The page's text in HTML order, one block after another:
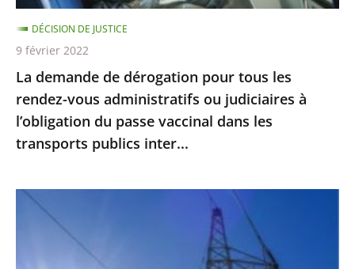
administratifs
ou
judiciaires
à
l’obligation
du
passe
dans
transports
La demande de dérogation pour tous les
rendez-vous administratifs ou judiciaires à
l’obligation du passe vaccinal dans les
transports publics inter...
DÉCISION DE JUSTICE
9 février 2022
Guyane
travaux